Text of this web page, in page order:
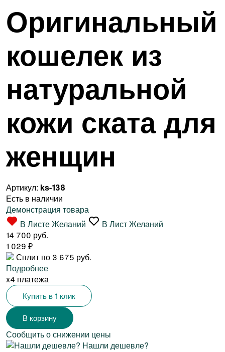
Оригинальный
кошелек из
натуральной
кожи ската для
женщин
Артикул: ks-138
Есть в наличии
Демонстрация товара
В Листе Желаний
В Лист Желаний
14 700 руб.
1 029 ₽
Сплит по 3 675 руб.
Подробнее
x4 платежа
Купить в 1 клик
Сообщить о снижении цены
Нашли дешевле?